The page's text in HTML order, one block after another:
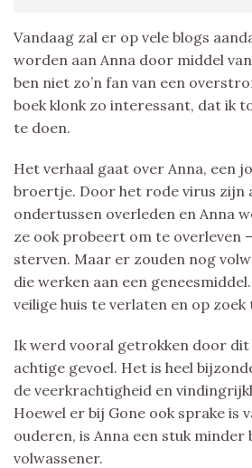
Vandaag zal er op vele blogs
worden aan Anna door middel
ben niet zo’n fan van een
boek klonk zo interessant, dat ik
te doen.
Het verhaal gaat over Anna, een
broertje. Door het rode virus zijn
ondertussen overleden en Anna
ze ook probeert om te overleven
sterven. Maar er zouden nog
die werken aan een
veilige huis te verlaten en op zoek
Ik werd vooral getrokken door dit
achtige gevoel. Het is heel
de veerkrachtigheid en
Hoewel er bij Gone ook sprake is
ouderen, is Anna een stuk minder
volwassener.